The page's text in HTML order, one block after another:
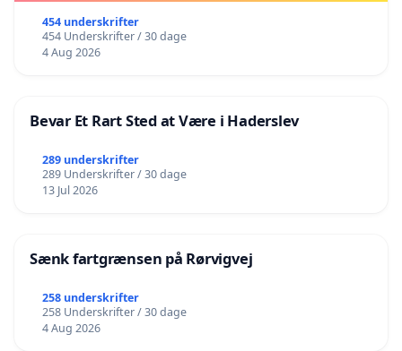
454 underskrifter
454 Underskrifter / 30 dage
4 Aug 2026
Bevar Et Rart Sted at Være i Haderslev
289 underskrifter
289 Underskrifter / 30 dage
13 Jul 2026
Sænk fartgrænsen på Rørvigvej
258 underskrifter
258 Underskrifter / 30 dage
4 Aug 2026